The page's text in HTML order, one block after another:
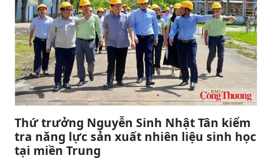
Thứ trưởng Nguyễn Sinh Nhật Tân kiểm
tra năng lực sản xuất nhiên liệu sinh học
tại miền Trung